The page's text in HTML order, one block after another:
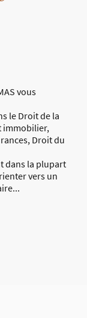
vous
le Droit de la
immobilier,
Droit du
dans la plupart
vers un